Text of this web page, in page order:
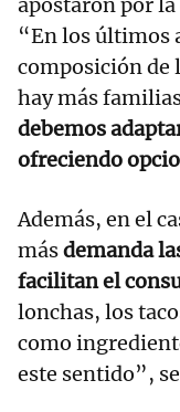
apostaron por
“En los últimos
composición de
hay más
debemos
ofreciendo
Además, en el
másdemanda
facilitan el
lonchas, los
como
este sentido”,